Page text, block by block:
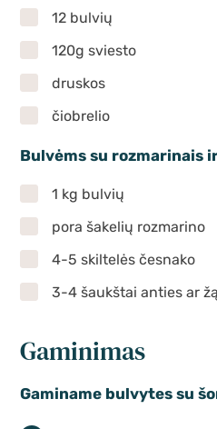
12 bulvių
120g sviesto
druskos
čiobrelio
Bulvėms su rozmarinais
1 kg bulvių
pora šakelių rozmarino
4-5 skiltelės česnako
3-4 šaukštai anties ar
Gaminimas
Gaminame bulvytes su